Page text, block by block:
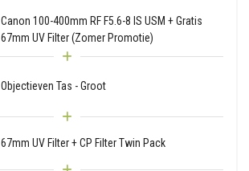
Canon 100-400mm RF F5.6-8 IS USM + Gratis
67mm UV Filter (Zomer Promotie)
Objectieven Tas - Groot
67mm UV Filter + CP Filter Twin Pack